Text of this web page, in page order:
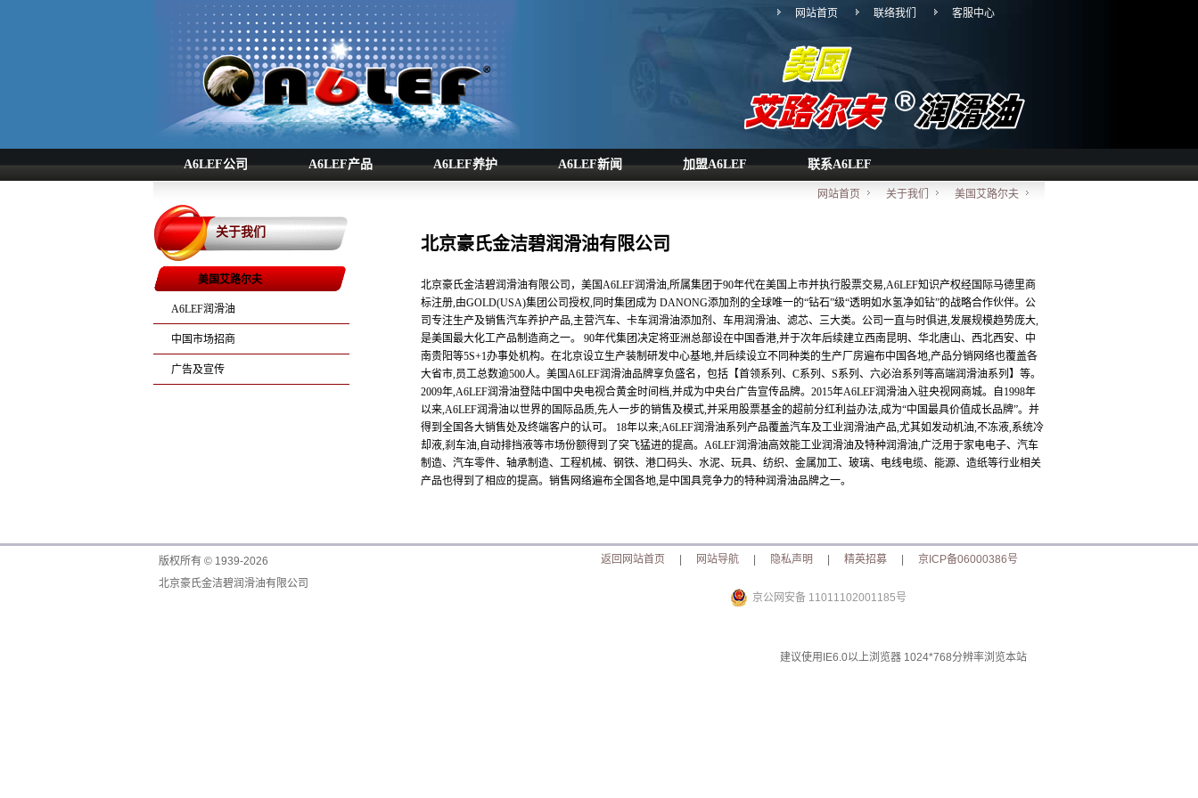
网站首页 联络我们 客服中心
A6LEF公司 A6LEF产品 A6LEF养护 A6LEF新闻 加盟A6LEF 联系A6LEF
美国艾路尔夫
关于我们
网站首页
关于我们
美国艾路尔夫
A6LEF润滑油
中国市场招商
广告及宣传
北京豪氏金洁碧润滑油有限公司
北京豪氏金洁碧润滑油有限公司，美国A6LEF润滑油,所属集团于90年代在美国上市并执行股票交易,A6LEF知识产权经国际马德里商
标注册,由GOLD(USA)集团公司授权,同时集团成为 DANONG添加剂的全球唯一的“钻石”级“透明如水氢净如钻”的战略合作伙伴。公
司专注生产及销售汽车养护产品,主营汽车、卡车润滑油添加剂、车用润滑油、滤芯、三大类。公司一直与时俱进,发展规模趋势庞大,
是美国最大化工产品制造商之一。 90年代集团决定将亚洲总部设在中国香港,并于次年后续建立西南昆明、华北唐山、西北西安、中
南贵阳等5S+1办事处机构。在北京设立生产装制研发中心基地,并后续设立不同种类的生产厂房遍布中国各地,产品分销网络也覆盖各
大省市,员工总数逾500人。美国A6LEF润滑油品牌享负盛名，包括【首领系列、C系列、S系列、六必治系列等高端润滑油系列】等。
2009年,A6LEF润滑油登陆中国中央电视合黄金时间档,并成为中央台广告宣传品牌。2015年A6LEF润滑油入驻央视网商城。自1998年
以来,A6LEF润滑油以世界的国际品质,先人一步的销售及模式,并采用股票基金的超前分红利益办法,成为“中国最具价值成长品牌”。并
得到全国各大销售处及终端客户的认可。 18年以来;A6LEF润滑油系列产品覆盖汽车及工业润滑油产品,尤其如发动机油,不冻液,系统冷
却液,刹车油,自动排挡液等市场份额得到了突飞猛进的提高。A6LEF润滑油高效能工业润滑油及特种润滑油,广泛用于家电电子、汽车
制造、汽车零件、轴承制造、工程机械、钢铁、港口码头、水泥、玩具、纺织、金属加工、玻璃、电线电缆、能源、造纸等行业相关
产品也得到了相应的提高。销售网络遍布全国各地,是中国具竞争力的特种润滑油品牌之一。
版权所有 © 1939-2026
北京豪氏金洁碧润滑油有限公司
返回网站首页 网站导航 隐私声明 精英招募 京ICP备06000386号
京公网安备 11011102001185号
建议使用IE6.0以上浏览器 1024*768分辨率浏览本站